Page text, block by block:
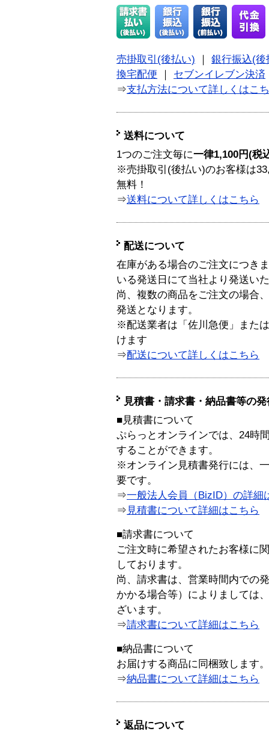
売掛取引(後払い)
銀行振込(後
換宅配便
セブンイレブン決済
⇒支払方法について詳しくはこ
送料について
1つのご注文毎に一律1,100円(税
※売掛取引(後払い)のお客様は
無料！
⇒送料について詳しくはこちら
配送について
在庫がある場合のご注文につき
いる発送日にて当社より発送い
尚、複数の商品をご注文の場合
発送となります。
※配送業者は「佐川急便」また
けます
⇒配送について詳しくはこちら
見積書・請求書・納品書等の
■見積書について
ぷらっとオンラインでは、24時
することができます。
※オンライン見積書発行には、
要です。
⇒一般法人会員（BizID）の詳細
⇒ 見積書について詳細はこちら
■請求書について
ご注文時に希望されたお客様に
しております。
尚、請求書は、営業時間内での
かかる場合等）によりましては
ざいます。
⇒請求書について詳細はこちら
■納品書について
お届けする商品に同梱致します。
⇒納品書について詳細はこちら
返品について